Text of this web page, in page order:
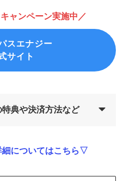
ャンペーン実施中／
スエナジー
サイト
典や決済方法など
細についてはこちら▽